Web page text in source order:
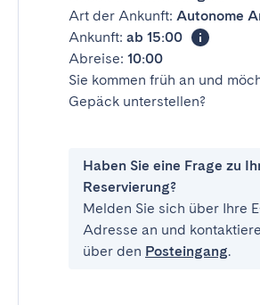
Art der Ankunft: Autonome
Ankunft: ab 15:00
Abreise: 10:00
Sie kommen früh an und
Gepäck unterstellen?
Haben Sie eine Frage zu
Reservierung?
Melden Sie sich über Ihre
Adresse an und
über den Posteingang.